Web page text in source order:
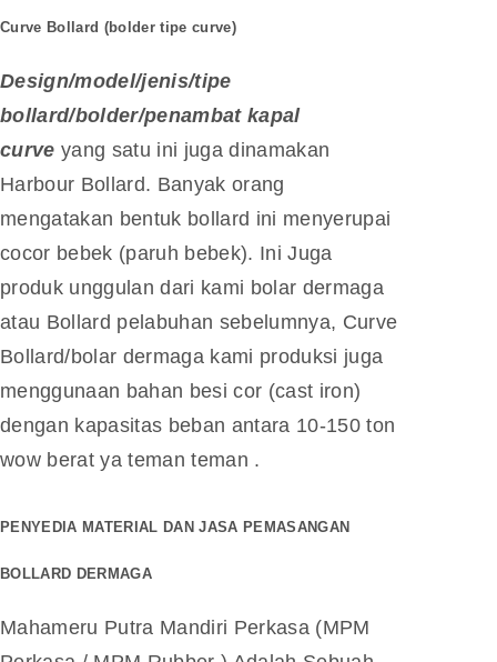
Curve Bollard (bolder tipe curve)
Design/model/jenis/tipe
bollard/bolder/penambat kapal
curve yang satu ini juga dinamakan
Harbour Bollard. Banyak orang
mengatakan bentuk bollard ini menyerupai
cocor bebek (paruh bebek). Ini Juga
produk unggulan dari kami bolar dermaga
atau Bollard pelabuhan sebelumnya, Curve
Bollard/bolar dermaga kami produksi juga
menggunaan bahan besi cor (cast iron)
dengan kapasitas beban antara 10-150 ton
wow berat ya teman teman .
PENYEDIA MATERIAL DAN JASA PEMASANGAN
BOLLARD DERMAGA
Mahameru Putra Mandiri Perkasa (MPM